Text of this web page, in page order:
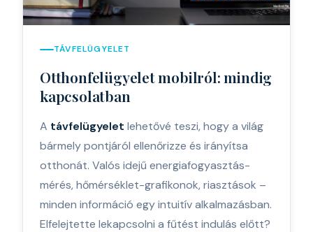
TÁVFELÜGYELET
Otthonfelügyelet mobilról: mindig
kapcsolatban
A távfelügyelet lehetővé teszi, hogy a világ
bármely pontjáról ellenőrizze és irányítsa
otthonát. Valós idejű energiafogyasztás-
mérés, hőmérséklet-grafikonok, riasztások –
minden információ egy intuitív alkalmazásban.
Elfelejtette lekapcsolni a fűtést indulás előtt?